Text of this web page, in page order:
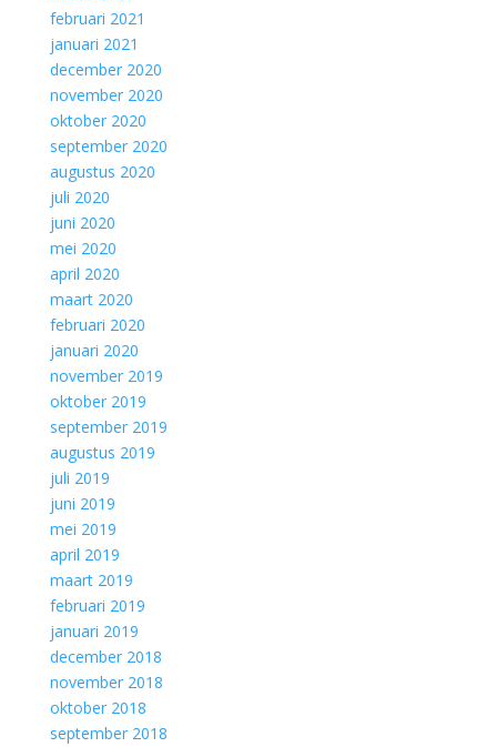
februari 2021
januari 2021
december 2020
november 2020
oktober 2020
september 2020
augustus 2020
juli 2020
juni 2020
mei 2020
april 2020
maart 2020
februari 2020
januari 2020
november 2019
oktober 2019
september 2019
augustus 2019
juli 2019
juni 2019
mei 2019
april 2019
maart 2019
februari 2019
januari 2019
december 2018
november 2018
oktober 2018
september 2018